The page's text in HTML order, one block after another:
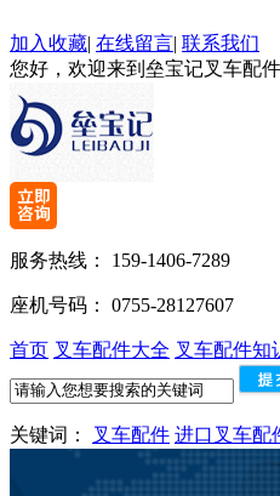
加入收藏| 在线留言| 联系我们
您好，欢迎来到垒宝记叉车配
服务热线： 159-1406-7289
座机号码： 0755-28127607
首页 叉车配件大全 叉车配件知
关键词： 叉车配件 进口叉车配